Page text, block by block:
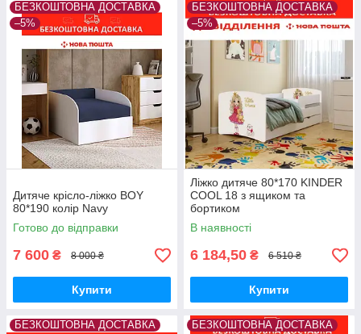
БЕЗКОШТОВНА ДОСТАВКА
–5%
Дитяче крісло-ліжко BOY
80*190 колір Navy
Готово до відправки
7 600 ₴ 8 000 ₴
Купити
БЕЗКОШТОВНА ДОСТАВКА
–5%
Ліжко дитяче 80*170 KINDER
COOL 18 з ящиком та
бортиком
В наявності
6 184,50 ₴ 6 510 ₴
Купити
БЕЗКОШТОВНА ДОСТАВКА
БЕЗКОШТОВНА ДОСТАВКА